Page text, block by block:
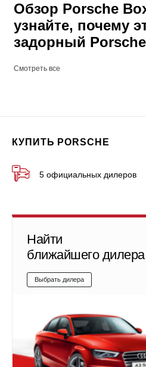
Обзор Porsche
узнайте, почему
задорный
Смотреть все
КУПИТЬ PORSCHE
5 официальных дилеров
Найти
ближайшего дилера
Выбрать дилера